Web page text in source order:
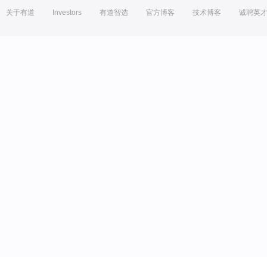
关于有道 Investors 有道智选 官方博客 技术博客 诚聘英才